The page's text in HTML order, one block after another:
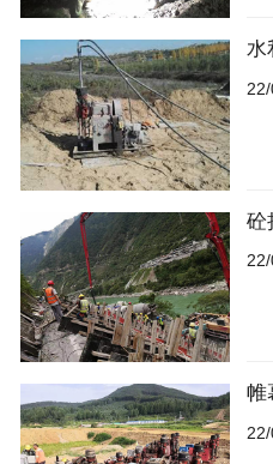
水
砼
帷